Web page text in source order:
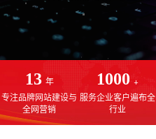
13 年
专注品牌网站建设与
全网营销
1000 +
服务企业客户遍布全
行业